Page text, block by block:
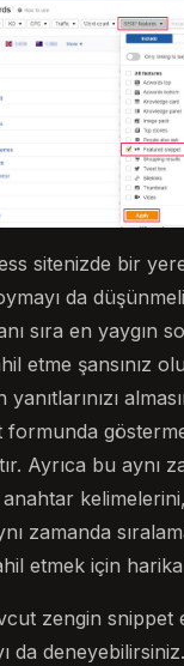
sitenizde bir
da
sıra en yaygın
etme şansınız
yanıtlarınızı
formunda
Ayrıca bu aynı
zamanda
etmek için
zengin snippet
da